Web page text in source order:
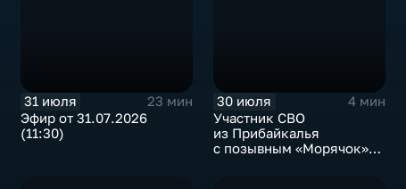
31 июля
23 мин
Эфир от 31.07.2026
(11:30)
30 июля
4 мин
Участник СВО
из Прибайкалья
с позывным «Морячок»